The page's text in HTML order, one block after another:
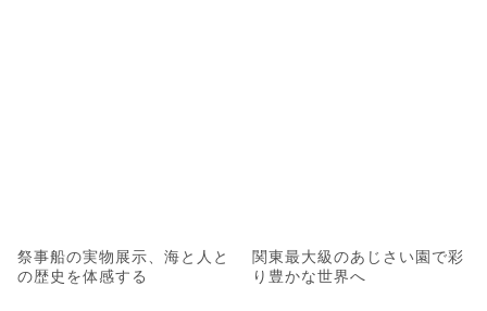
祭事船の実物展示、海と人と
の歴史を体感する
関東最大級のあじさい園で彩
り豊かな世界へ